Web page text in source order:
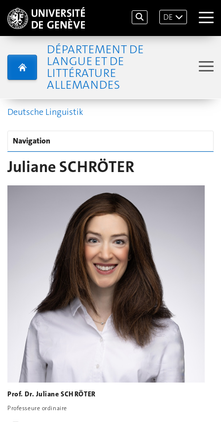
DE
DÉPARTEMENT DE
LANGUE ET DE
LITTÉRATURE
ALLEMANDES
Deutsche Linguistik
Navigation
Juliane SCHRÖTER
Prof. Dr. Juliane SCHRÖTER
Professeure ordinaire